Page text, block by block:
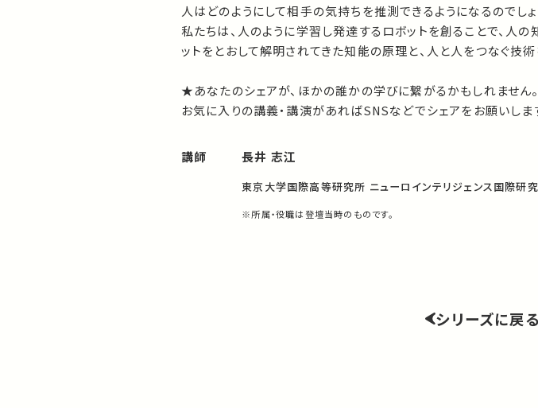
人はどのようにして相手の気持ちを推測できるようになるのでしょ
私たちは、人のように学習し発達するロボットを創ることで、人
ットをとおして解明されてきた知能の原理と、人と人をつなぐ技術
★あなたのシェアが、ほかの誰かの学びに繋がるかもしれません。
お気に入りの講義・講演があればSNSなどでシェアをお願いしま
講師 長井 志江
東京大学国際高等研究所 ニューロインテリジェンス国際研
※所属・役職は登壇当時のものです。
シリーズに戻る